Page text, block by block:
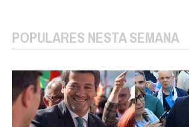
POPULARES NESTA SEMANA